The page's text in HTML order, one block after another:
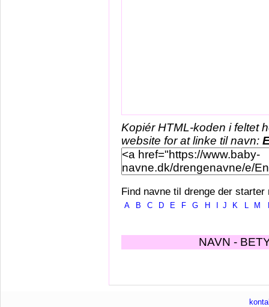
Kopiér HTML-koden i feltet
website for at linke til navn:
Find navne til drenge der starter
A B C D E F G H J K L M
NAVN -